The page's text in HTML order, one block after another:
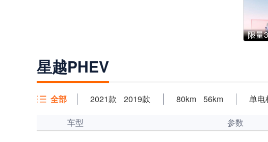
星越PHEV
全部 2021款 2019款 80km 56km
单电
车型
参数